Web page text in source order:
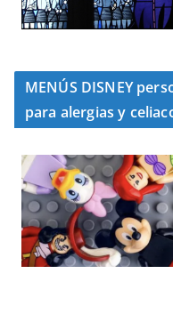
MENÚS DISNEY
para alergias y